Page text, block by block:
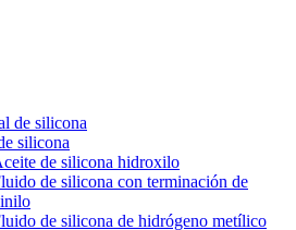
de silicona
silicona
de silicona hidroxilo
de silicona con terminación de
de silicona de hidrógeno metílico